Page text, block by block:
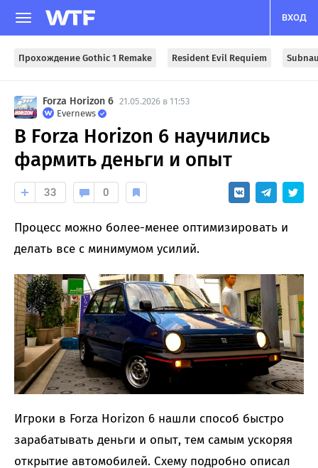
ВХОД
Прохождение Gothic 1 Remake Resident Evil Requiem
Forza Horizon 6 21.05.2026 в 11:53
Evernews
В Forza Horizon 6 научились
фармить деньги и опыт
33 0
Процесс можно более-менее оптимизировать и
делать все с минимумом усилий.
Игроки в Forza Horizon 6 нашли способ быстро
зарабатывать деньги и опыт, тем самым ускоряя
открытие автомобилей. Схему подробно описал